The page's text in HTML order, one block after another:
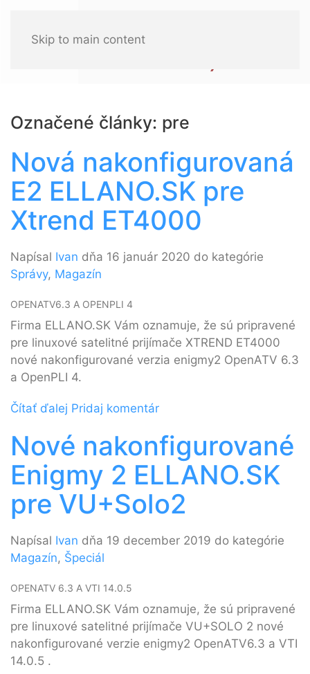
Skip to main content
Označené články: pre
Nová nakonfigurovaná
E2 ELLANO.SK pre
Xtrend ET4000
Napísal Ivan dňa 16 január 2020 do kategórie
Správy, Magazín
OPENATV6.3 A OPENPLI 4
Firma ELLANO.SK Vám oznamuje, že sú pripravené
pre linuxové satelitné prijímače XTREND ET4000
nové nakonfigurované verzia enigmy2 OpenATV 6.3
a OpenPLI 4.
Čítať ďalej Pridaj komentár
Nové nakonfigurované
Enigmy 2 ELLANO.SK
pre VU+Solo2
Napísal Ivan dňa 19 december 2019 do kategórie
Magazín, Špeciál
OPENATV 6.3 A VTI 14.0.5
Firma ELLANO.SK Vám oznamuje, že sú pripravené
pre linuxové satelitné prijímače VU+SOLO 2 nové
nakonfigurované verzie enigmy2 OpenATV6.3 a VTI
14.0.5 .